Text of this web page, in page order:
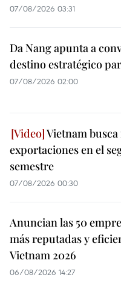
07/08/2026 03:31
Da Nang apunta a
destino estratégico
07/08/2026 02:00
Vietnam
exportaciones en el
semestre
07/08/2026 00:30
Anuncian las 50
más reputadas y
Vietnam 2026
06/08/2026 14:27